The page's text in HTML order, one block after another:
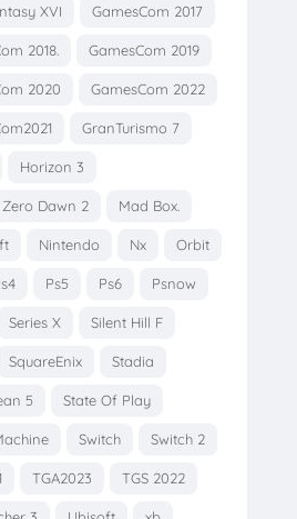
XVI GamesCom 2017
2018. GamesCom 2019
2020 GamesCom 2022
GranTurismo 7
Horizon 3
Dawn 2 Mad Box.
Nintendo Nx Orbit
Ps5 Ps6 Psnow
Series X Silent Hill F
SquareEnix Stadia
5 State Of Play
Switch Switch 2
TGA2023 TGS 2022